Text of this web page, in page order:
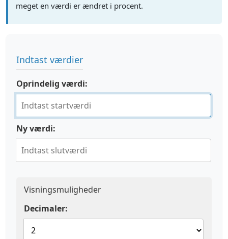
meget en værdi er ændret i procent.
Indtast værdier
Oprindelig værdi:
Ny værdi:
Visningsmuligheder
Decimaler: